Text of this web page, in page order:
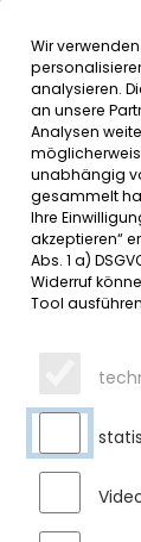
JAHR WÄHLEN
MONAT
Wir
analysieren.
an unsere
Analysen
unabhängig
gesammelt
Ihre
akzeptieren“
Abs. 1 a)
Widerruf
Tool